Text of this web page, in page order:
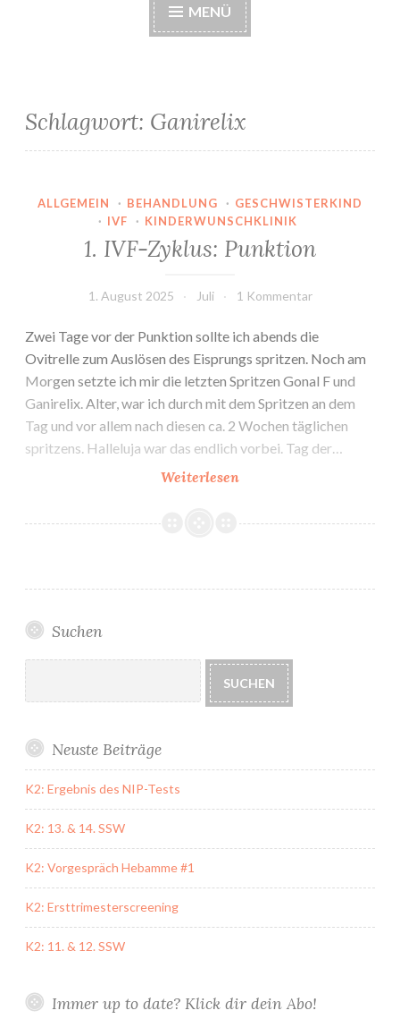
MENÜ
Schlagwort: Ganirelix
ALLGEMEIN · BEHANDLUNG · GESCHWISTERKIND
· IVF · KINDERWUNSCHKLINIK
1. IVF-Zyklus: Punktion
1. August 2025 Juli 1 Kommentar
Zwei Tage vor der Punktion sollte ich abends die
Ovitrelle zum Auslösen des Eisprungs spritzen. Noch am
Morgen setzte ich mir die letzten Spritzen Gonal F und
Ganirelix. Alter, war ich durch mit dem Spritzen an dem
Tag und vor allem nach diesen ca. 2 Wochen täglichen
spritzens. Halleluja war das endlich vorbei. Tag der…
Weiterlesen1.
Zyklus:
Suchen
SUCHEN
Neuste Beiträge
K2: Ergebnis des NIP-Tests
K2: 13. & 14. SSW
K2: Vorgespräch Hebamme #1
K2: Ersttrimesterscreening
K2: 11. & 12. SSW
Immer up to date? Klick dir dein Abo!